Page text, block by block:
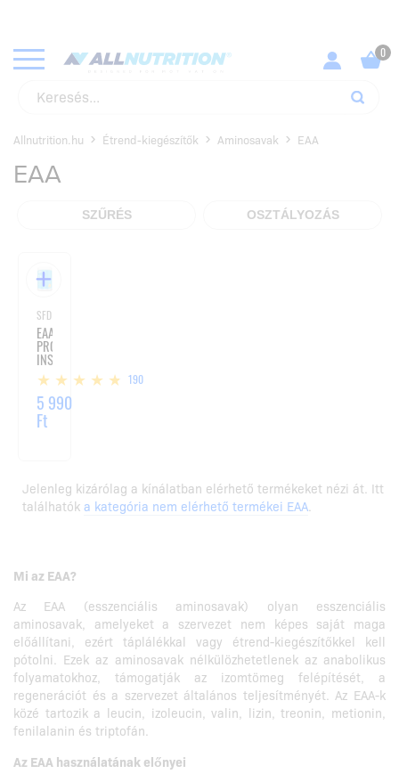
Allnutrition.hu Étrend-kiegészítők Aminosavak EAA
EAA
SZŰRÉS OSZTÁLYOZÁS
SFD NUTRITION
EAA
PRO
INSTANT
375G 190
5 990
Ft
Jelenleg kizárólag a kínálatban elérhető termékeket nézi át. Itt
találhatók a kategória nem elérhető termékei EAA
Mi az EAA?
Az EAA (esszenciális aminosavak) olyan esszenciális
aminosavak, amelyeket a szervezet nem képes saját maga
előállítani, ezért táplálékkal vagy étrend-kiegészítőkkel kell
pótolni. Ezek az aminosavak nélkülözhetetlenek az anabolikus
folyamatokhoz, támogatják az izomtömeg felépítését, a
regenerációt és a szervezet általános teljesítményét. Az EAA-k
közé tartozik a leucin, izoleucin, valin, lizin, treonin, metionin,
fenilalanin és triptofán.
Az EAA használatának előnyei